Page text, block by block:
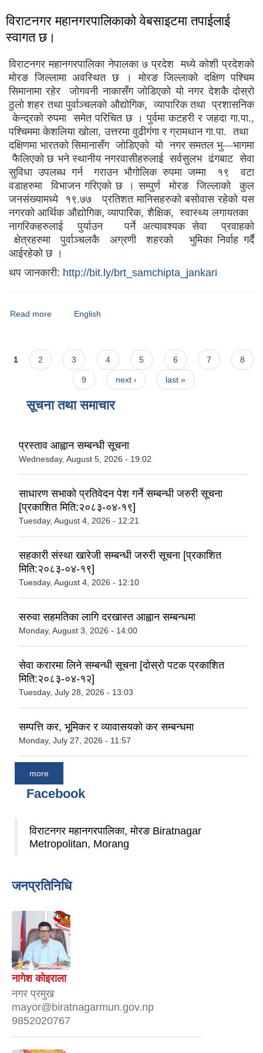
विराटनगर महानगरपालिकाको वेबसाइटमा तपाईलाई
स्वागत छ।
विराटनगर महानगरपालिका नेपालका ७ प्रदेश मध्ये कोशी प्रदेशको
मोरङ जिल्लामा अवस्थित छ । मोरङ जिल्लाको दक्षिण पश्चिम
सिमानामा रहेर जोगवनी नाकासँग जोडिएको यो नगर देशकै दोस्रो
ठुलो शहर तथा पुर्वाञ्चलको औद्योगिक, व्यापारिक तथा प्रशासनिक
केन्द्रको रुपमा समेत परिचित छ । पुर्वमा कटहरी र जहदा गा.पा.,
पश्चिममा केशलिया खोला, उत्तरमा वुढीगंगा र ग्रामथान गा.पा. तथा
दक्षिणमा भारतको सिमानासँग जोडिएको यो नगर समतल भु—भागमा
फैलिएको छ भने स्थानीय नगरवासीहरुलाई सर्वसुलभ ढंगबाट सेवा
सुविधा उपलब्ध गर्न गराउन भौगोलिक रुपमा जम्मा १९ वटा
वडाहरुमा विभाजन गरिएको छ । सम्पुर्ण मोरङ जिल्लाको कुल
जनसंख्यामध्ये १९.७७ प्रतिशत मानिसहरुको बसोवास रहेको यस
नगरको आर्थिक औद्योगिक, व्यापारिक, शैक्षिक, स्वास्थ्य लगायतका
नागरिकहरुलाई पुर्याउन पर्ने अत्यावश्यक सेवा प्रवाहको
क्षेत्रहरुमा पुर्वाञ्चलकै अग्रणी शहरको भुमिका ​निर्वाह गर्दै
आईरहेको छ ।
थप जानकारी: http://bit.ly/brt_samchipta_jankari
Read more about विराटनगर महानगरपालिकाको वेबसाइटमा तपाईलाई स्वागत छ।
English
Pages
1 2 3 4 5 6 7 8
9 next › last »
सूचना तथा समाचार
प्रस्ताव आह्वान सम्बन्धी सूचना
Wednesday, August 5, 2026 - 19:02
साधारण सभाको प्रतिवेदन पेश गर्ने सम्बन्धी जरुरी सूचना
[प्रकाशित मिति:२०८३-०४-१९]
Tuesday, August 4, 2026 - 12:21
सहकारी संस्था खारेजी सम्बन्धी जरुरी सूचना [प्रकाशित
मिति:२०८३-०४-१९]
Tuesday, August 4, 2026 - 12:10
सरुवा सहमतिका लागि दरखास्त आह्वान सम्बन्धमा
Monday, August 3, 2026 - 14:00
सेवा करारमा लिने सम्बन्धी सूचना [दोस्रो पटक प्रकाशित
मिति:२०८३-०४-१२]
Tuesday, July 28, 2026 - 13:03
सम्पत्ति कर, भूमिकर र व्यावासयको कर सम्बन्धमा
Monday, July 27, 2026 - 11:57
more
Facebook
विराटनगर महानगरपालिका, मोरङ Biratnagar
Metropolitan, Morang
जनप्रतिनिधि
नागेश कोइराला
नगर प्रमुख
mayor@biratnagarmun.gov.np
9852020767